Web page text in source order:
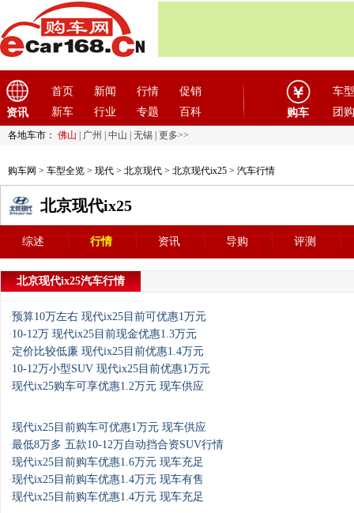
资讯
首页 新闻 行情
促销
新车
行业 专题 百科 购车
车型
团购
各地车市： 佛山 广州 中山 无锡 更多>>
购车网 > 车型全览 > 现代 > 北京现代 > 北京现代ix25 > 汽车行情
北京现代ix25
综述 行情 资讯 导购 评测
北京现代ix25汽车行情
·预算10万左右 现代ix25目前可优惠1万元
·10-12万 现代ix25目前现金优惠1.3万元
·定价比较低廉 现代ix25目前优惠1.4万元
·10-12万小型SUV 现代ix25目前优惠1万元
·现代ix25购车可享优惠1.2万元 现车供应
·现代ix25目前购车可优惠1万元 现车供应
·最低8万多 五款10-12万自动挡合资SUV行情
·现代ix25目前购车优惠1.6万元 现车充足
·现代ix25目前购车优惠1.4万元 现车有售
·现代ix25目前购车优惠1.4万元 现车充足